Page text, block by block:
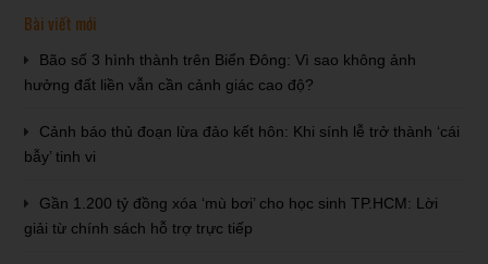
Bài viết mới
Bão số 3 hình thành trên Biển Đông: Vì sao không ảnh
hưởng đất liền vẫn cần cảnh giác cao độ?
Cảnh báo thủ đoạn lừa đảo kết hôn: Khi sính lễ trở thành ‘cái
bẫy’ tinh vi
Gần 1.200 tỷ đồng xóa ‘mù bơi’ cho học sinh TP.HCM: Lời
giải từ chính sách hỗ trợ trực tiếp